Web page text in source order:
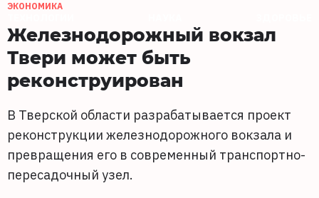
ЭКОНОМИКА
Железнодорожный вокзал
Твери может быть
реконструирован
В Тверской области разрабатывается проект
реконструкции железнодорожного вокзала и
превращения его в современный транспортно-
пересадочный узел.